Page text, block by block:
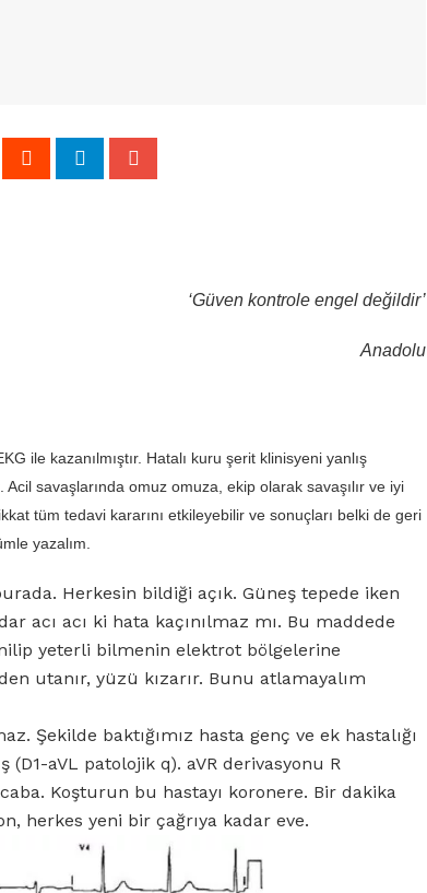
‘Güven kontrole engel değildir’
Anadolu
ile kazanılmıştır. Hatalı kuru şerit klinisyeni yanlış
savaşlarında omuz omuza, ekip olarak savaşılır ve iyi
tüm tedavi kararını etkileyebilir ve sonuçları belki de geri
yazalım.
Herkesin bildiği açık. Güneş tepede iken
acı acı ki hata kaçınılmaz mı. Bu maddede
yeterli bilmenin elektrot bölgelerine
utanır, yüzü kızarır. Bunu atlamayalım
Şekilde baktığımız hasta genç ve ek hastalığı
aVL patolojik q). aVR derivasyonu R
Koşturun bu hastayı koronere. Bir dakika
herkes yeni bir çağrıya kadar eve.